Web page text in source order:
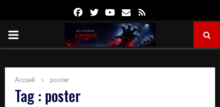
FacebookTwitterYoutube
Email
PRIMARY
Accueil poster
Tag : poster